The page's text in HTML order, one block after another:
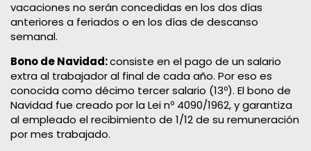
vacaciones no serán concedidas en los dos días
anteriores a feriados o en los días de descanso
semanal.
Bono de Navidad:consiste en el pago de un salario
extra al trabajador al final de cada año. Por eso es
conocida como décimo tercer salario (13º). El bono de
Navidad fue creado por la Lei nº 4090/1962, y garantiza
al empleado el recibimiento de 1/12 de su remuneración
por mes trabajado.